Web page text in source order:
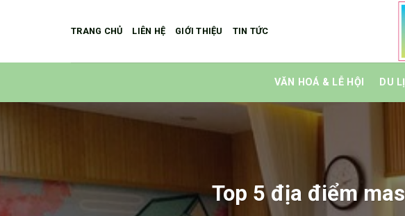
TRANG CHỦ LIÊN HỆ GIỚI THIỆU TIN TỨC
VĂN HOÁ & LỄ HỘI DU
Top 5 địa điểm